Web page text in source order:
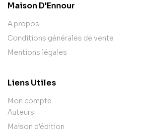
Maison D'Ennour
A propos
Conditions générales de vente
Mentions légales
Liens Utiles
Mon compte
Auteurs
Maison d'édition